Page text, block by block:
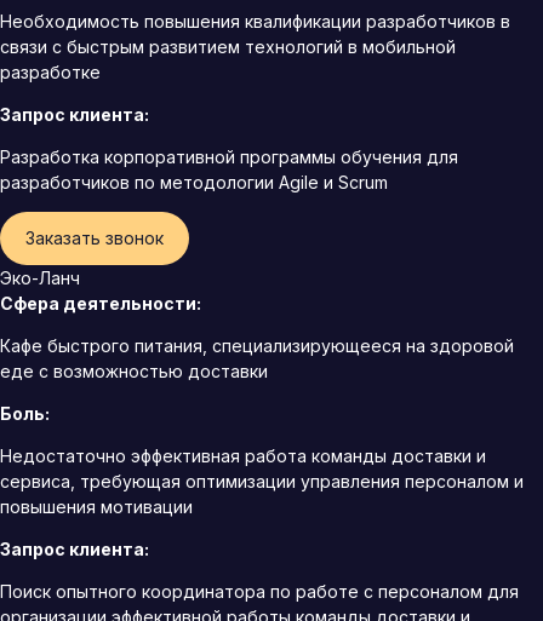
Необходимость повышения квалификации разработчиков в
связи с быстрым развитием технологий в мобильной
разработке
Запрос клиента:
Разработка корпоративной программы обучения для
разработчиков по методологии Agile и Scrum
Заказать звонок
Эко-Ланч
Сфера деятельности:
Кафе быстрого питания, специализирующееся на здоровой
еде с возможностью доставки
Боль:
Недостаточно эффективная работа команды доставки и
сервиса, требующая оптимизации управления персоналом и
повышения мотивации
Запрос клиента:
Поиск опытного координатора по работе с персоналом для
организации эффективной работы команды доставки и